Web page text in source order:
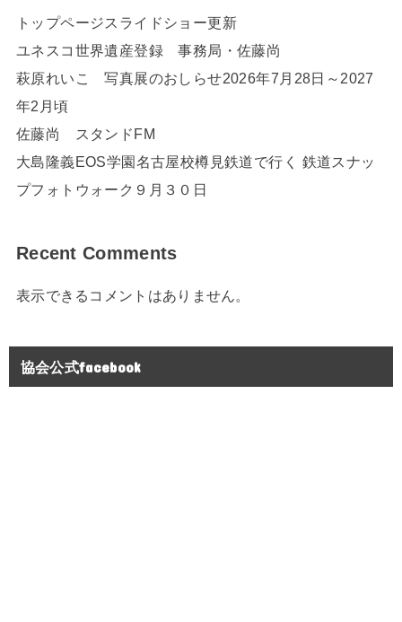
トップページスライドショー更新
ユネスコ世界遺産登録 事務局・佐藤尚
萩原れいこ 写真展のおしらせ2026年7月28日～2027
年2月頃
佐藤尚 スタンドFM
大島隆義EOS学園名古屋校樽見鉄道で行く 鉄道スナッ
プフォトウォーク９月３０日
Recent Comments
表示できるコメントはありません。
協会公式facebook